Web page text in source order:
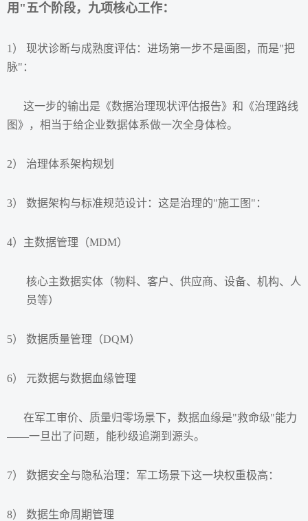
用"五个阶段，九项核心工作：
1） 现状诊断与成熟度评估：进场第一步不是画图，而是"把
脉"：
这一步的输出是《数据治理现状评估报告》和《治理路线
图》，相当于给企业数据体系做一次全身体检。
2） 治理体系架构规划
3） 数据架构与标准规范设计：这是治理的"施工图"：
4）主数据管理（MDM）
核心主数据实体（物料、客户、供应商、设备、机构、人
员等）
5） 数据质量管理（DQM）
6） 元数据与数据血缘管理
在军工审价、质量归零场景下，数据血缘是"救命级"能力
——一旦出了问题，能秒级追溯到源头。
7） 数据安全与隐私治理：军工场景下这一块权重极高：
8） 数据生命周期管理